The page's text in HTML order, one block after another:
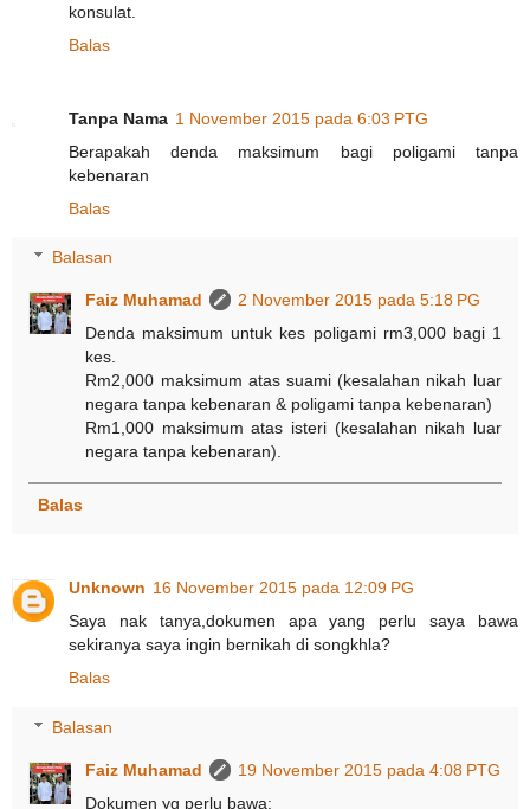
konsulat.
Balas
Tanpa Nama 1 November 2015 pada 6:03 PTG
Berapakah denda maksimum bagi poligami tanpa
kebenaran
Balas
Balasan
Faiz Muhamad
2 November 2015 pada 5:18 PG
Denda maksimum untuk kes poligami rm3,000 bagi 1
kes.
Rm2,000 maksimum atas suami (kesalahan nikah luar
negara tanpa kebenaran & poligami tanpa kebenaran)
Rm1,000 maksimum atas isteri (kesalahan nikah luar
negara tanpa kebenaran).
Balas
Unknown 16 November 2015 pada 12:09 PG
Saya nak tanya,dokumen apa yang perlu saya bawa
sekiranya saya ingin bernikah di songkhla?
Balas
Balasan
Faiz Muhamad
19 November 2015 pada 4:08 PTG
Dokumen yg perlu bawa: